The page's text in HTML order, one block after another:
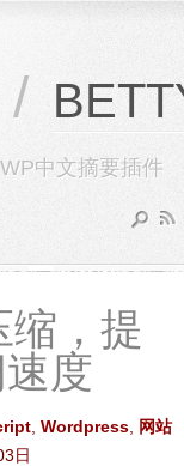
/
WP中文摘要插件
缩，提
度
Wordpress
网站
日